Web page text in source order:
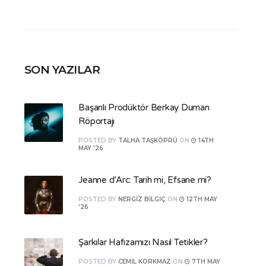
SON YAZILAR
Başarılı Prodüktör Berkay Duman
Röportajı
POSTED BY TALHA TAŞKÖPRÜ ON
14TH
MAY '26
Jeanne d’Arc: Tarih mi, Efsane mi?
POSTED BY NERGIZ BILGIÇ ON
12TH MAY
'26
Şarkılar Hafızamızı Nasıl Tetikler?
POSTED BY CEMIL KORKMAZ ON
7TH MAY